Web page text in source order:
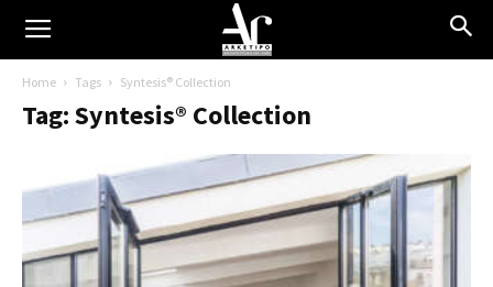
Home Tags Syntesis® Collection
Tag: Syntesis® Collection